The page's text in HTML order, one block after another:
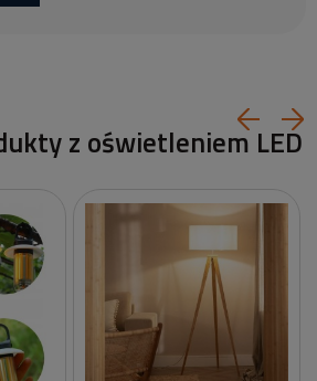
z oświetleniem LED